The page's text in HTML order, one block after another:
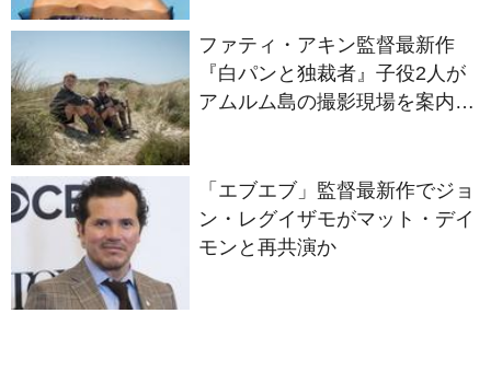
ファティ・アキン監督最新作
『白パンと独裁者』子役2人が
アムルム島の撮影現場を案内！
「エブエブ」監督最新作でジョ
ン・レグイザモがマット・デイ
モンと再共演か